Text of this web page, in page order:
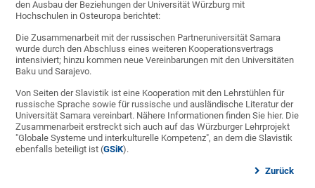
den Ausbau der Beziehungen der Universität Würzburg mit
Hochschulen in Osteuropa berichtet:
Die Zusammenarbeit mit der russischen Partneruniversität Samara
wurde durch den Abschluss eines weiteren Kooperationsvertrags
intensiviert; hinzu kommen neue Vereinbarungen mit den Universitäten
Baku und Sarajevo.
Von Seiten der Slavistik ist eine Kooperation mit den Lehrstühlen für
russische Sprache sowie für russische und ausländische Literatur der
Universität Samara vereinbart. Nähere Informationen finden Sie hier. Die
Zusammenarbeit erstreckt sich auch auf das Würzburger Lehrprojekt
"Globale Systeme und interkulturelle Kompetenz", an dem die Slavistik
ebenfalls beteiligt ist (GSiK).
Zurück